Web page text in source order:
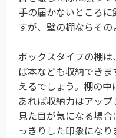
手の届かないところ
すが、壁の棚ならその
ボックスタイプの棚
ば本なども収納でき
えるでしょう。棚の
あれば収納力はアッ
見た目が気になる場
っきりした印象になり